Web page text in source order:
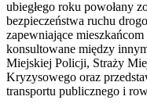
ubiegłego roku powołany
bezpieczeństwa ruchu
zapewniające
konsultowane między
Miejskiej Policji, Straży
Kryzysowego oraz
transportu publicznego i